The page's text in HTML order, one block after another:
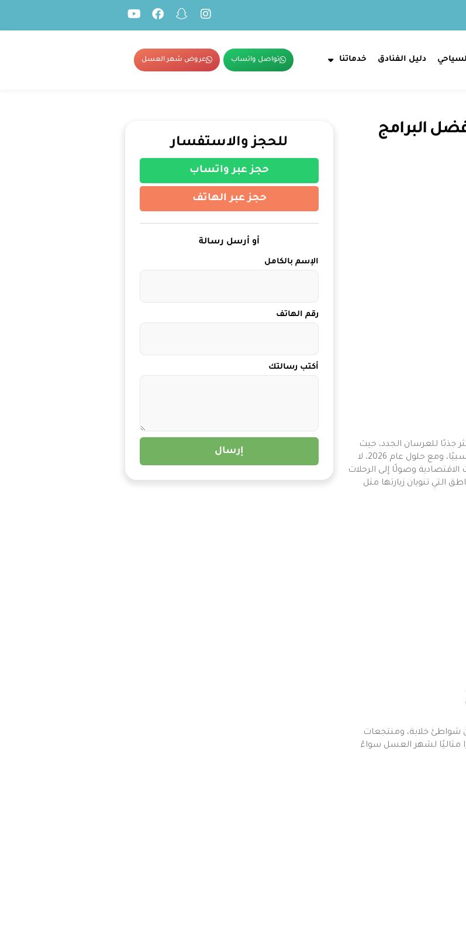
دليل الفنادق خدماتنا تواصل واتساب عروض شهر العسل
الأسعار وأفضل البرامج
الأكثر جذبًا للعرسان الجدد، حيث
تجمع بين الشواطئ الخلابة، والطبيعة الساحرة، والفنادق الفاخرة بأسعار معقولة نسبيًا، ومع حلول عام 2026، لا
وصولًا إلى الرحلات
التي تنويان زيارتها مثل
شواطئ خلابة، ومنتجعات
أخرى وفي عام 2026، تظل تايلاند خيارًا مثاليًا لشهر العسل سواءً
للحجز والاستفسار
حجز عبر واتساب
حجز عبر الهاتف
أو أرسل رسالة
الإسم بالكامل
رقم الهاتف
أكتب رسالتك
إرسال